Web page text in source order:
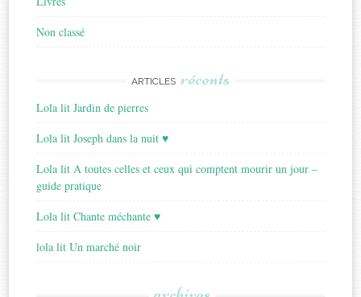
Non classé
ARTICLES récents
Lola lit Jardin de pierres
Lola lit Joseph dans la nuit ♥
Lola lit A toutes celles et ceux qui comptent mourir un jour –
guide pratique
Lola lit Chante méchante ♥
lola lit Un marché noir